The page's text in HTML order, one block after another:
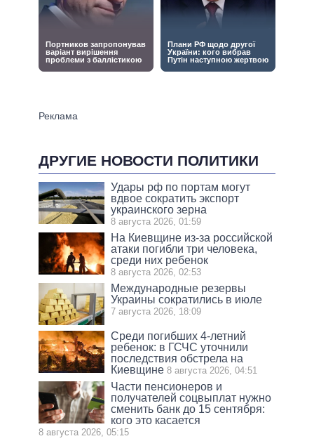
ДРУГИЕ НОВОСТИ ПОЛИТИКИ
Удары рф по портам могут
вдвое сократить экспорт
украинского зерна
8 августа 2026, 01:59
На Киевщине из-за российской
атаки погибли три человека,
среди них ребенок
8 августа 2026, 02:53
Международные резервы
Украины сократились в июле
7 августа 2026, 18:09
Среди погибших 4-летний
ребенок: в ГСЧС уточнили
последствия обстрела на
Киевщине 8 августа 2026, 04:51
Части пенсионеров и
получателей соцвыплат нужно
сменить банк до 15 сентября:
кого это касается
8 августа 2026, 05:15